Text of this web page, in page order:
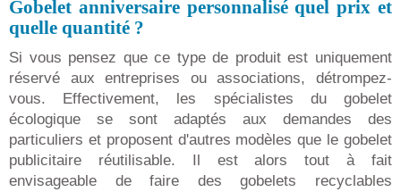
Gobelet anniversaire personnalisé quel prix et
quelle quantité ?
Si vous pensez que ce type de produit est uniquement
réservé aux entreprises ou associations, détrompez-
vous. Effectivement, les spécialistes du gobelet
écologique se sont adaptés aux demandes des
particuliers et proposent d'autres modèles que le gobelet
publicitaire réutilisable. Il est alors tout à fait
envisageable de faire des gobelets recyclables